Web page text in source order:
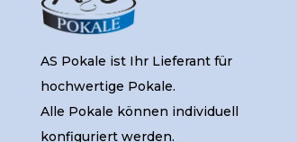
AS Pokale ist Ihr Lieferant für
hochwertige Pokale.
Alle Pokale können individuell
konfiguriert werden.